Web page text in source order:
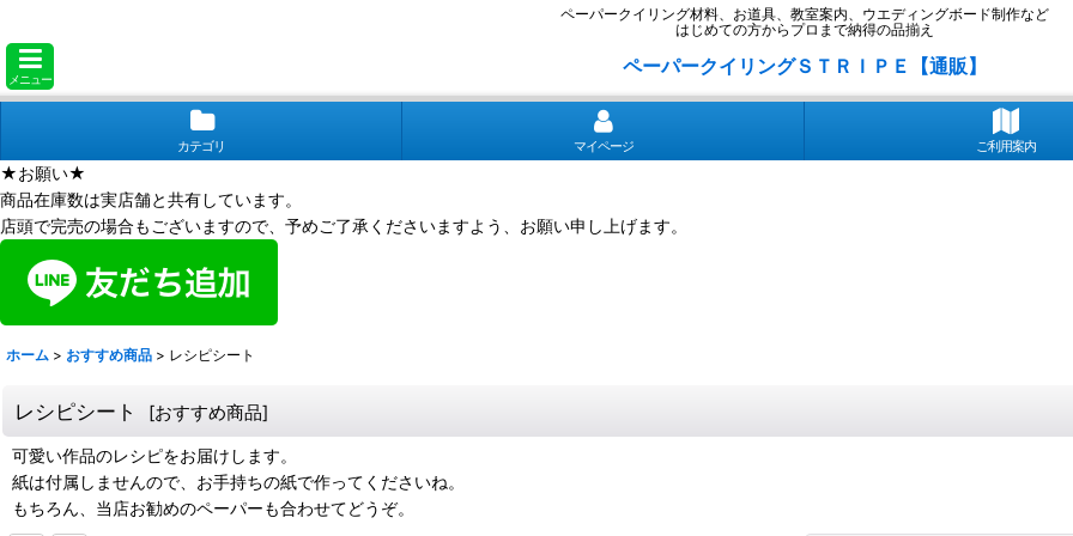
ペーパークイリング材料、お道具、教室案内、ウエディングボード制作など
はじめての方からプロまで納得の品揃え
メニュー
ペーパークイリングＳＴＲＩＰＥ【通販】
カテゴリ マイページ ご利用案内
★お願い★
商品在庫数は実店舗と共有しています。
店頭で完売の場合もございますので、予めご了承くださいますよう、お願い申し上げます。
ホーム > おすすめ商品 > レシピシート
レシピシート [おすすめ商品]
可愛い作品のレシピをお届けします。
紙は付属しませんので、お手持ちの紙で作ってくださいね。
もちろん、当店お勧めのペーパーも合わせてどうぞ。